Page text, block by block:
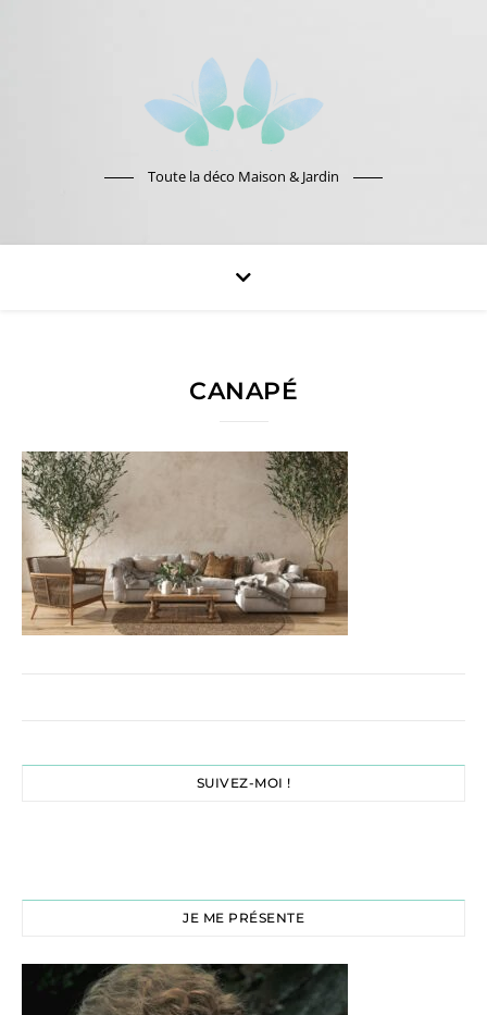
Toute la déco Maison & Jardin
CANAPÉ
SUIVEZ-MOI !
JE ME PRÉSENTE